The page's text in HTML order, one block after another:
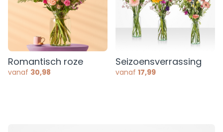
Romantisch roze
vanaf 30,98
Seizoensverrassing
vanaf 17,99